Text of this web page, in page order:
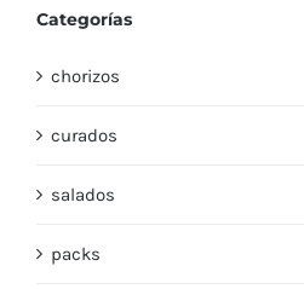
Categorías
chorizos
curados
salados
packs